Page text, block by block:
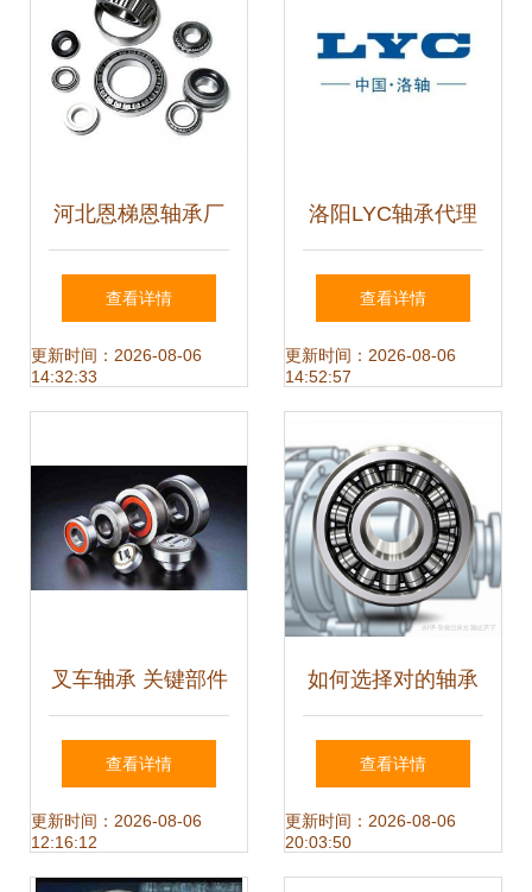
库参考
河北恩梯恩轴承厂
优质轴承供应，精
密传动解决方案
查看详情
更新时间：2026-08-06
14:32:33
洛阳LYC轴承代理
商 优质轴承栏目的
信赖之选
查看详情
更新时间：2026-08-06
14:52:57
叉车轴承 关键部件
与维护指南
查看详情
更新时间：2026-08-06
12:16:12
如何选择对的轴承
的详细指南
查看详情
更新时间：2026-08-06
20:03:50